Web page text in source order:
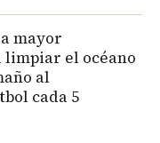
mayor
el océano
al
cada 5